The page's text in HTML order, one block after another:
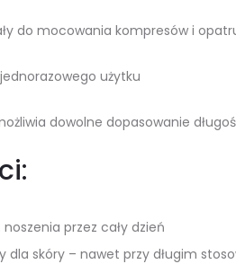
do mocowania kompresów i
użytku
dowolne dopasowanie
przez cały dzień
dla skóry – nawet przy długim